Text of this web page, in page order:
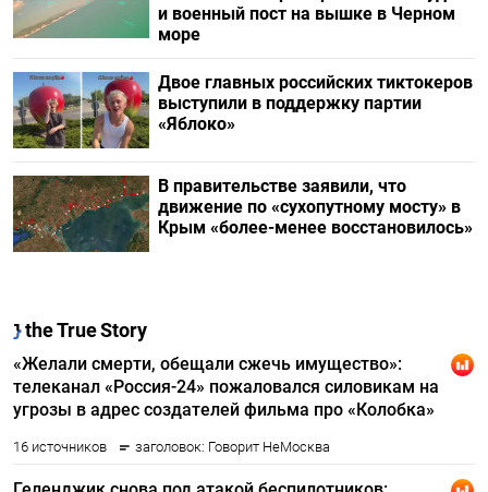
и военный пост на вышке в Черном
море
Двое главных российских тиктокеров
выступили в поддержку партии
«Яблоко»
В правительстве заявили, что
движение по «сухопутному мосту» в
Крым «более-менее восстановилось»